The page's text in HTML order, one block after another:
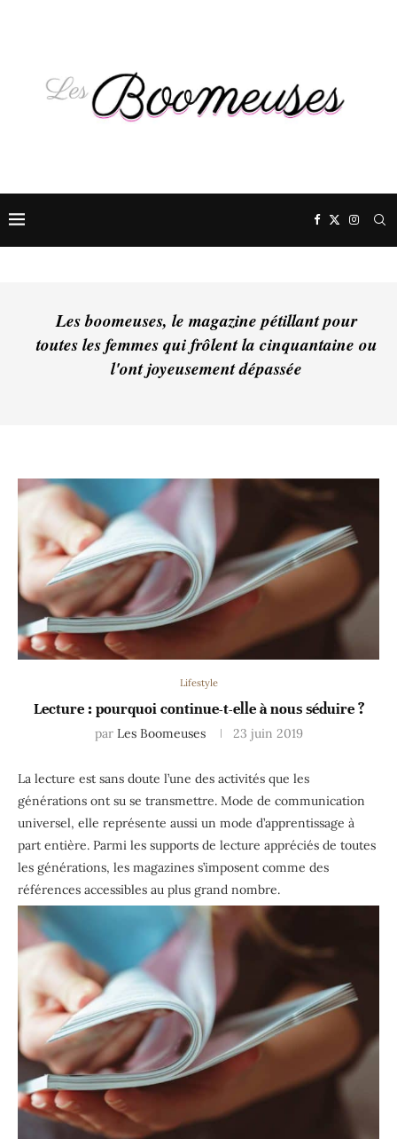
Les boomeuses, le magazine pétillant pour
toutes les femmes qui frôlent la cinquantaine ou
l'ont joyeusement dépassée
Lifestyle
Lecture : pourquoi continue-t-elle à nous séduire ?
par Les Boomeuses 23 juin 2019
La lecture est sans doute l’une des activités que les
générations ont su se transmettre. Mode de communication
universel, elle représente aussi un mode d’apprentissage à
part entière. Parmi les supports de lecture appréciés de toutes
les générations, les magazines s’imposent comme des
références accessibles au plus grand nombre.